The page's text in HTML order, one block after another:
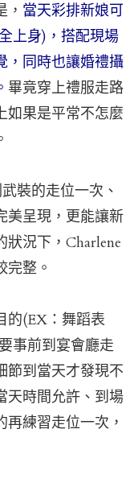
當天彩排新娘可
上身)，搭配現場
，同時也讓婚禮攝
畢竟穿上禮服走路
如果是平常不怎麼
裝的走位一次、
美呈現，更能讓新
況下，Charlene
整。
的(EX：舞蹈表
事前到宴會廳走
節到當天才發現不
天時間允許、到場
練習走位一次，